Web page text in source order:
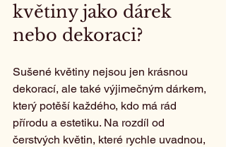
květiny jako dárek
nebo dekoraci?
Sušené květiny nejsou jen krásnou
dekorací, ale také výjimečným dárkem,
který potěší každého, kdo má rád
přírodu a estetiku. Na rozdíl od
čerstvých květin, které rychle uvadnou,